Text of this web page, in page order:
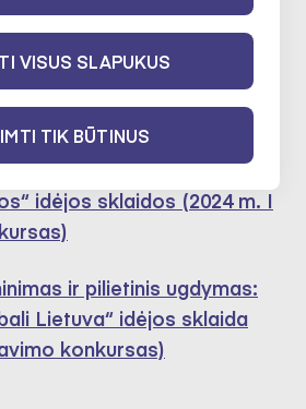
ekspertų darbo
ir pilietinis ugdymas:
idėjos sklaidos (2024 m. I
ir pilietinis ugdymas:
Lietuva“ idėjos sklaida
konkursas)
VISUS SLAPUKUS
TIK BŪTINUS